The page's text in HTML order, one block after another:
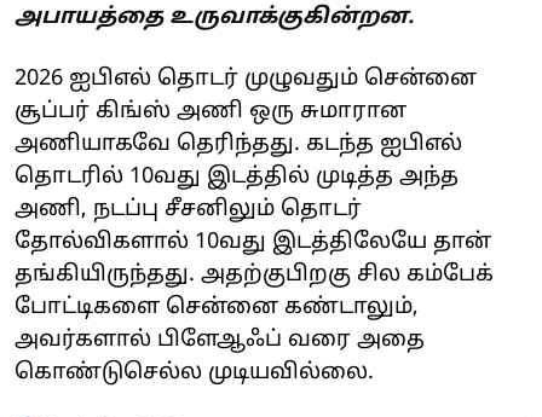
அபாயத்தை உருவாக்குகின்றன.
2026 ஐபிஎல் தொடர் முழுவதும் சென்னை
சூப்பர் கிங்ஸ் அணி ஒரு சுமாரான
அணியாகவே தெரிந்தது. கடந்த ஐபிஎல்
தொடரில் 10வது இடத்தில் முடித்த அந்த
அணி, நடப்பு சீசனிலும் தொடர்
தோல்விகளால் 10வது இடத்திலேயே தான்
தங்கியிருந்தது. அதற்குபிறகு சில கம்பேக்
போட்டிகளை சென்னை கண்டாலும்,
அவர்களால் பிளேஆஃப் வரை அதை
கொண்டுசெல்ல முடியவில்லை.